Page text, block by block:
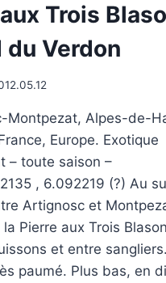
Trois
du Verdon
Montpezat, Alpes-de-
Europe. Exotique
– toute saison –
, 6.092219 (?) Au
Artignosc et
Pierre aux Trois
et entre sangliers.
paumé. Plus bas, en